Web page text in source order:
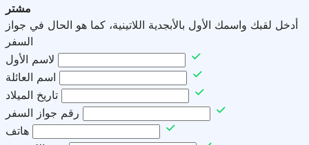
مشتر
أدخل لقبك واسمك الأول بالأبجدية اللاتينية، كما هو الحال في جواز
السفر
لاسم الأول
اسم العائلة
تاريخ الميلاد
رقم جواز السفر
هاتف